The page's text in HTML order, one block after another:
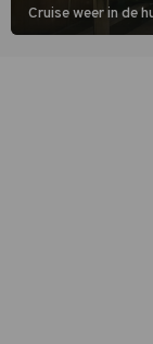
Cruise weer in de